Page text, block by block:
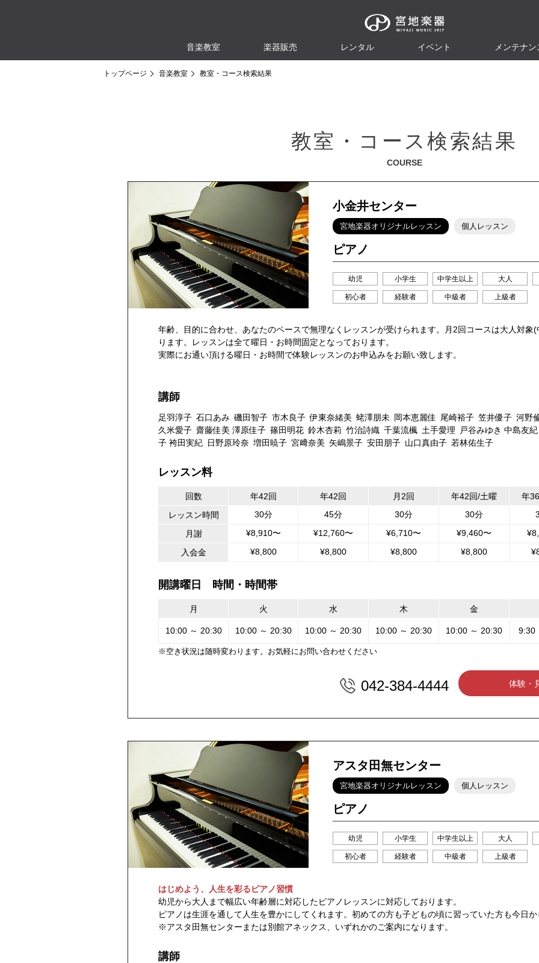
音楽教室 楽器販売 レンタル イベント メンテナン
トップページ 音楽教室 教室・コース検索結果
教室・コース検索結果
COURSE
小金井センター
宮地楽器オリジナルレッスン 個人レッスン
ピアノ
幼児 小学生 中学生以上 大人
初心者 経験者 中級者 上級者
年齢、目的に合わせ、あなたのペースで無理なくレッスンが受けられます。月2回コースは大人対象
ります。レッスンは全て曜日・お時間固定となっております。
実際にお通い頂ける曜日・お時間で体験レッスンのお申込みをお願い致します。
講師
足羽淳子 石口あみ 磯田智子 市木良子 伊東奈緒美 蛯澤朋未 岡本恵麗佳 尾崎裕子 笠井優子 河野
久米愛子 齋藤佳美 澤原佳子 篠田明花 鈴木杏莉 竹治詩織 千葉流楓 土手愛理
戸谷みゆき 中島友
子 袴田実紀 日野原玲奈 増田暁子 宮﨑奈美 矢嶋景子 安田朋子 山口真由子 若林佑生子
レッスン料
回数 年42回 年42回 月2回 年42回/土曜
年
レッスン時間
30分 45分 30分 30分
月謝
¥8,910〜 ¥12,760〜 ¥6,710〜 ¥9,460〜
入会金
¥8,800 ¥8,800 ¥8,800 ¥8,800
開講曜日 時間・時間帯
月 火 水 木 金
10:00 ～ 20:30 10:00 ～ 20:30 10:00 ～ 20:30 10:00 ～ 20:30 10:00 ～ 20:30 9:30
※空き状況は随時変わります。お気軽にお問い合わせください
042-384-4444 体験・
アスタ田無センター
宮地楽器オリジナルレッスン 個人レッスン
ピアノ
幼児 小学生 中学生以上 大人
初心者 経験者 中級者 上級者
はじめよう、人生を彩るピアノ習慣
幼児から大人まで幅広い年齢層に対応したピアノレッスンに対応しております。
ピアノは生涯を通して人生を豊かにしてくれます。初めての方も子どもの頃に習っていた方も今日
※アスタ田無センターまたは別館アネックス、いずれかのご案内になります。
講師